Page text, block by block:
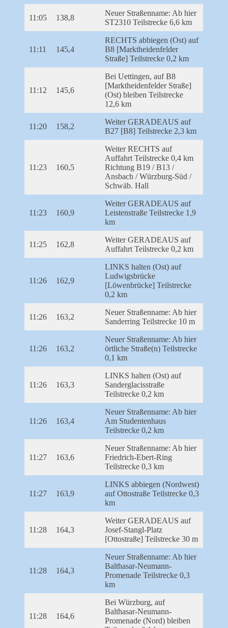
11:05 138,8
Neuer Straßenname: Ab hier
ST2310 Teilstrecke 6,6 km
11:11 145,4
RECHTS abbiegen (Ost) auf
B8 [Marktheidenfelder
Straße] Teilstrecke 0,2 km
11:12 145,6
Bei Uettingen, auf B8
[Marktheidenfelder Straße]
(Ost) bleiben Teilstrecke
12,6 km
11:20 158,2
Weiter GERADEAUS auf
B27 [B8] Teilstrecke 2,3 km
11:23 160,5
Weiter RECHTS auf
Auffahrt Teilstrecke 0,4 km
Richtung B19 / B13 /
Ansbach / Würzburg-Süd /
Schwäb. Hall
11:23 160,9
Weiter GERADEAUS auf
Leistenstraße Teilstrecke 1,9
km
11:25 162,8
Weiter GERADEAUS auf
Auffahrt Teilstrecke 0,2 km
11:26 162,9
LINKS halten (Ost) auf
Ludwigsbrücke
[Löwenbrücke] Teilstrecke
0,2 km
11:26 163,2
Neuer Straßenname: Ab hier
Sanderring Teilstrecke 10 m
11:26 163,2
Neuer Straßenname: Ab hier
örtliche Straße(n) Teilstrecke
0,1 km
11:26 163,3
LINKS halten (Ost) auf
Sanderglacisstraße
Teilstrecke 0,2 km
11:26 163,4
Neuer Straßenname: Ab hier
Am Studentenhaus
Teilstrecke 0,2 km
11:27 163,6
Neuer Straßenname: Ab hier
Friedrich-Ebert-Ring
Teilstrecke 0,3 km
11:27 163,9
LINKS abbiegen (Nordwest)
auf Ottostraße Teilstrecke 0,3
km
11:28 164,3
Weiter GERADEAUS auf
Josef-Stangl-Platz
[Ottostraße] Teilstrecke 30 m
11:28 164,3
Neuer Straßenname: Ab hier
Balthasar-Neumann-
Promenade Teilstrecke 0,3
km
11:28 164,6
Bei Würzburg, auf
Balthasar-Neumann-
Promenade (Nord) bleiben